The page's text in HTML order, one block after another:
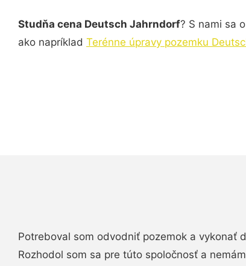
Studňa cena Deutsch Jahrndorf? S nami sa
ako napríklad Terénne úpravy pozemku
Potreboval som odvodniť pozemok a vykonať
Rozhodol som sa pre túto spoločnosť a